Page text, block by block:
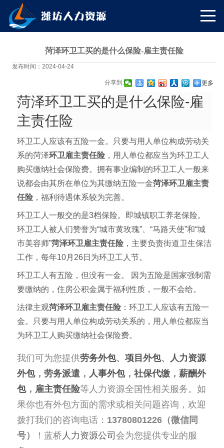
菏泽环卫工买的是什么保险-雇主责任险
发布时间：2024-04-24
分享到: 更多
菏泽环卫工买的是什么保险-雇
主责任险
环卫工人应该有五险一金。只要与用人单位构成劳动关
系的菏泽环卫雇主责任险，用人单位都应当为环卫工人
购买缴纳社会保险费。拥有事业编制的环卫工人一般来
说都会由其所在单位为其缴纳五险一金菏泽环卫雇主责
任险，福利待遇体系较为完善。
环卫工人一般交的是3档保险。即城镇职工养老保险。
环卫工人被人们赞誉为“城市黄玫瑰”、“马路天使”和“城
市美容师”菏泽环卫雇主责任险，主要负责街道卫生保洁
工作，每年10月26日为环卫工人节。
环卫工人有五险，但没有一金。 因为五险是国家强制需
要缴纳的，住房公积金属于福利性质，一般不会给。
法律主观菏泽环卫雇主责任险：环卫工人应该有五险一
金。只要与用人单位构成劳动关系的，用人单位都应当
为环卫工人购买缴纳社会保险费。
我们可为您提供劳务外包、 项目外包、 人力资源
外包， 劳务派遣 ， 人事外包， 社保代缴 ， 薪酬外
包， 雇主责任险等人力资源全国性相关服务。如
果你也有外包方面的需求或相关问题咨询，欢迎
拨打我们的咨询电话： 13780801226（微信同
号）
！蓝桥 人力资源公司 会为您提供专业的服